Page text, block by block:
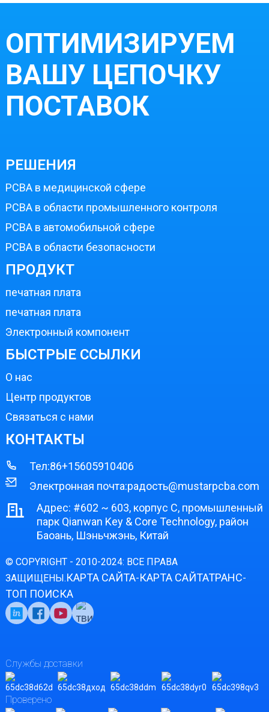
ОПТИМИЗИРУЕМ
ВАШУ ЦЕПОЧКУ
ПОСТАВОК
РЕШЕНИЯ
PCBA в медицинской сфере
PCBA в области промышленного контроля
PCBA в автомобильной сфере
PCBA в области безопасности
ПРОДУКТ
печатная плата
печатная плата
Электронный компонент
БЫСТРЫЕ ССЫЛКИ
О нас
Центр продуктов
Связаться с нами
КОНТАКТЫ
Тел:86+15605910406
Электронная почта:радость@mustarpcba.com
Адрес: #602 ~ 603, корпус C, промышленный
парк Qianwan Key & Core Technology, район
Баоань, Шэньчжэнь, Китай
© COPYRIGHT - 2010-2024: ВСЕ ПРАВА
ЗАЩИЩЕНЫ.КАРТА САЙТА-КАРТА САЙТАТРАНС-
ТОП ПОИСКА
Службы доставки
Проверено